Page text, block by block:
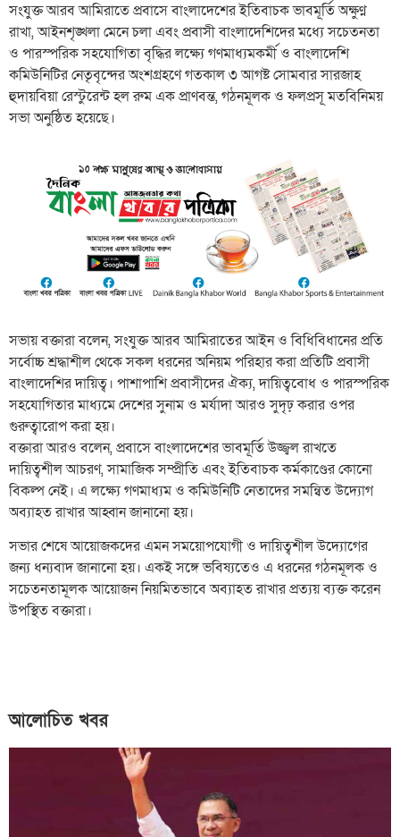
সংযুক্ত আরব আমিরাতে প্রবাসে বাংলাদেশের ইতিবাচক ভাবমূর্তি অক্ষুণ্ন
রাখা, আইনশৃঙ্খলা মেনে চলা এবং প্রবাসী বাংলাদেশিদের মধ্যে সচেতনতা
ও পারস্পরিক সহযোগিতা বৃদ্ধির লক্ষ্যে গণমাধ্যমকর্মী ও বাংলাদেশি
কমিউনিটির নেতৃবৃন্দের অংশগ্রহণে গতকাল ৩ আগষ্ট সোমবার সারজাহ
হুদায়বিয়া রেস্টুরেন্ট হল রুম এক প্রাণবন্ত, গঠনমূলক ও ফলপ্রসূ মতবিনিময়
সভা অনুষ্ঠিত হয়েছে।
সভায় বক্তারা বলেন, সংযুক্ত আরব আমিরাতের আইন ও বিধিবিধানের প্রতি
সর্বোচ্চ শ্রদ্ধাশীল থেকে সকল ধরনের অনিয়ম পরিহার করা প্রতিটি প্রবাসী
বাংলাদেশির দায়িত্ব। পাশাপাশি প্রবাসীদের ঐক্য, দায়িত্ববোধ ও পারস্পরিক
সহযোগিতার মাধ্যমে দেশের সুনাম ও মর্যাদা আরও সুদৃঢ় করার ওপর
গুরুত্বারোপ করা হয়।
বক্তারা আরও বলেন, প্রবাসে বাংলাদেশের ভাবমূর্তি উজ্জ্বল রাখতে
দায়িত্বশীল আচরণ, সামাজিক সম্প্রীতি এবং ইতিবাচক কর্মকাণ্ডের কোনো
বিকল্প নেই। এ লক্ষ্যে গণমাধ্যম ও কমিউনিটি নেতাদের সমন্বিত উদ্যোগ
অব্যাহত রাখার আহ্বান জানানো হয়।
সভার শেষে আয়োজকদের এমন সময়োপযোগী ও দায়িত্বশীল উদ্যোগের
জন্য ধন্যবাদ জানানো হয়। একই সঙ্গে ভবিষ্যতেও এ ধরনের গঠনমূলক ও
সচেতনতামূলক আয়োজন নিয়মিতভাবে অব্যাহত রাখার প্রত্যয় ব্যক্ত করেন
উপস্থিত বক্তারা।
আলোচিত খবর